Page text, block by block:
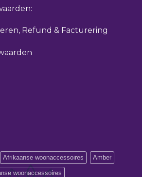
Refund & Facturering
Afrikaanse woonaccessoires Amber
woonaccessoires